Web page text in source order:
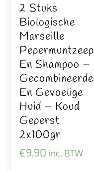
2 Stuks
Biologische
Marseille
Pepermuntzeep
En Shampoo –
Gecombineerde
En Gevoelige
Huid – Koud
Geperst
2x100gr
€9,90 inc. BTW